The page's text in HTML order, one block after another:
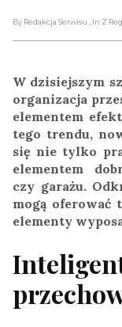
By Redakcja Serwisu , In Z
W dzisiejszym
organizacja
elementem
tego trendu,
się nie tylko
elementem
czy garażu.
mogą oferować
elementy